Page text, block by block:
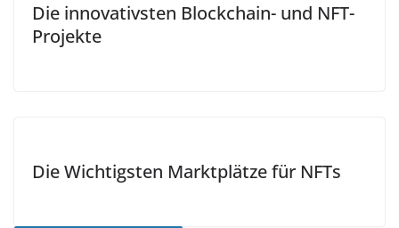
Die innovativsten Blockchain- und NFT-
Projekte
Die Wichtigsten Marktplätze für NFTs